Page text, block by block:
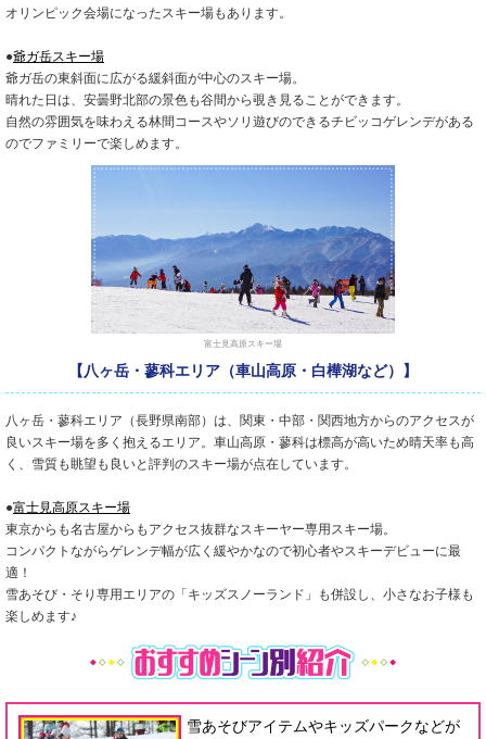
オリンピック会場になったスキー場もあります。
●爺ガ岳スキー場
爺ガ岳の東斜面に広がる緩斜面が中心のスキー場。
晴れた日は、安曇野北部の景色も谷間から覗き見ることができます。
自然の雰囲気を味わえる林間コースやソリ遊びのできるチビッコゲレンデがある
のでファミリーで楽しめます。
富士見高原スキー場
【八ヶ岳・蓼科エリア（車山高原・白樺湖など）】
八ヶ岳・蓼科エリア（長野県南部）は、関東・中部・関西地方からのアクセスが
良いスキー場を多く抱えるエリア。車山高原・蓼科は標高が高いため晴天率も高
く、雪質も眺望も良いと評判のスキー場が点在しています。
●富士見高原スキー場
東京からも名古屋からもアクセス抜群なスキーヤー専用スキー場。
コンパクトながらゲレンデ幅が広く緩やかなので初心者やスキーデビューに最
適！
雪あそび・そり専用エリアの「キッズスノーランド」も併設し、小さなお子様も
楽しめます♪
雪あそびアイテムやキッズパークなどが